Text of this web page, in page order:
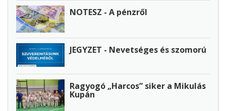
NOTESZ - A pénzről
JEGYZET - Nevetséges és szomorú
Ragyogó „Harcos” siker a Mikulás
Kupán